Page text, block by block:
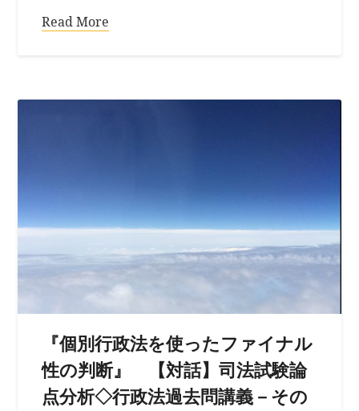
Read More
『個別行政法を使ったファイナル
性の判断』 【対話】司法試験論
点分析◇行政法過去問講義－その